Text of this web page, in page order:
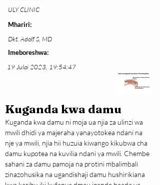
ULY CLINIC
Mhariri:
Dkt. Adolf S, MD
Imeboreshwa:
19 Julai 2023, 19:54:47
Kuganda kwa damu
Kuganda kwa damu ni moja ua njia za ulinzi wa
mwili dhidi ya majeraha yanayotokea ndani na
nje ya mwili, njia hii huzuia kiwango kikubwa cha
damu kupotea na kuvilia ndani ya mwili. Chembe
sahani za damu pamoja na protini mbalimbali
zinazohusika na ugandishaji damu hushirikiana